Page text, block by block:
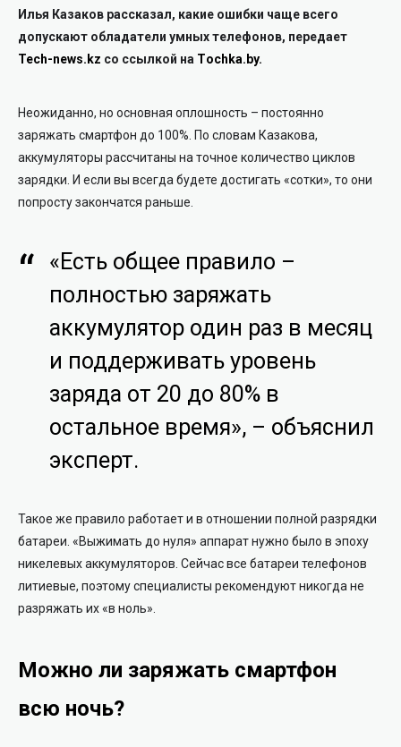
Илья Казаков рассказал, какие ошибки чаще всего
допускают обладатели умных телефонов, передает
Tech-news.kz со ссылкой на Тochka.by.
Неожиданно, но основная оплошность – постоянно
заряжать смартфон до 100%. По словам Казакова,
аккумуляторы рассчитаны на точное количество циклов
зарядки. И если вы всегда будете достигать «сотки», то они
попросту закончатся раньше.
«Есть общее правило –
полностью заряжать
аккумулятор один раз в месяц
и поддерживать уровень
заряда от 20 до 80% в
остальное время», – объяснил
эксперт.
Такое же правило работает и в отношении полной разрядки
батареи. «Выжимать до нуля» аппарат нужно было в эпоху
никелевых аккумуляторов. Сейчас все батареи телефонов
литиевые, поэтому специалисты рекомендуют никогда не
разряжать их «в ноль».
Можно ли заряжать смартфон
всю ночь?